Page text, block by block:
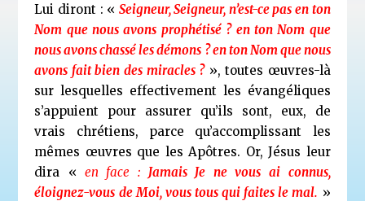
Lui diront : « Seigneur, Seigneur, n’est-ce pas en ton
Nom que nous avons prophétisé ? en ton Nom que
nous avons chassé les démons ? en ton Nom que nous
avons fait bien des miracles ? », toutes œuvres-là
sur lesquelles effectivement les évangéliques
s’appuient pour assurer qu’ils sont, eux, de
vrais chrétiens, parce qu’accomplissant les
mêmes œuvres que les Apôtres. Or, Jésus leur
dira « en face : Jamais Je ne vous ai connus,
éloignez-vous de Moi, vous tous qui faites le mal. »